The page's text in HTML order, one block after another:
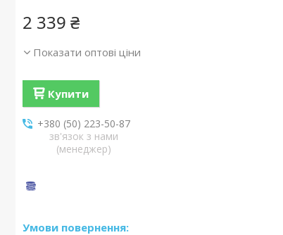
2 339 ₴
Показати оптові ціни
Купити
+380 (50) 223-50-87
зв'язок з нами
(менеджер)